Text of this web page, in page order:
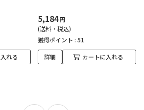
れる
5,184円
(送料・税込)
獲得ポイント : 51
詳細 カートに入れる